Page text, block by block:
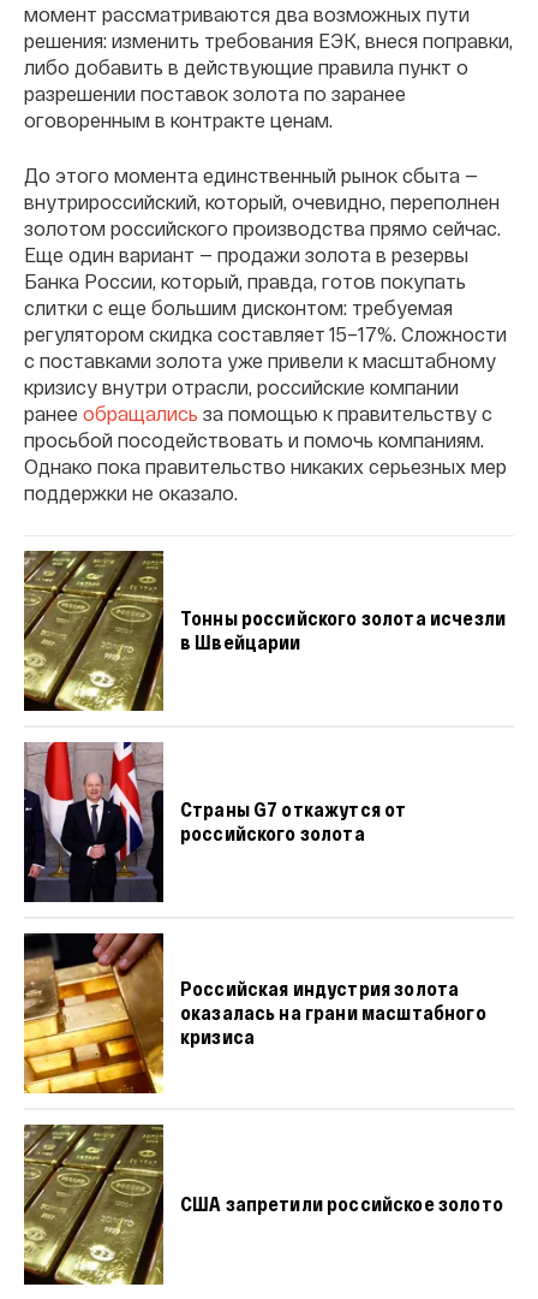
момент рассматриваются два возможных пути
решения: изменить требования ЕЭК, внеся поправки,
либо добавить в действующие правила пункт о
разрешении поставок золота по заранее
оговоренным в контракте ценам.
До этого момента единственный рынок сбыта —
внутрироссийский, который, очевидно, переполнен
золотом российского производства прямо сейчас.
Еще один вариант — продажи золота в резервы
Банка России, который, правда, готов покупать
слитки с еще большим дисконтом: требуемая
регулятором скидка составляет 15–17%. Сложности
с поставками золота уже привели к масштабному
кризису внутри отрасли, российские компании
ранее обращались за помощью к правительству с
просьбой посодействовать и помочь компаниям.
Однако пока правительство никаких серьезных мер
поддержки не оказало.
Тонны российского золота исчезли
в Швейцарии
Страны G7 откажутся от
российского золота
Российская индустрия золота
оказалась на грани масштабного
кризиса
США запретили российское золото